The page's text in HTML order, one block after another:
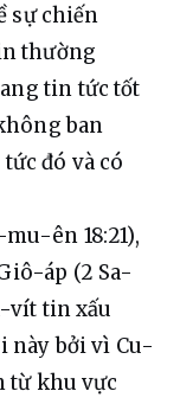
sự chiến
thường
tin tức tốt
ban
đó và có
ên 18:21),
áp (2 Sa-
vít tin xấu
này bởi vì Cu-
từ khu vực